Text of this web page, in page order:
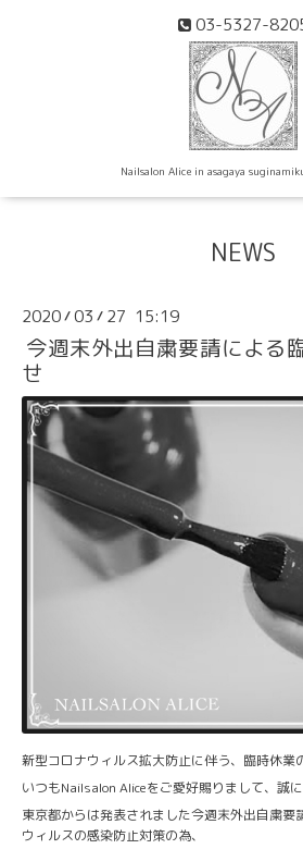
03-5327-
Nailsalon Alice in asagaya
NEWS
2020/03 / 27 15:19
今週末外出自粛要請による
せ
新型コロナウィルス拡大防止に伴う、臨時休業
いつもNailsalon Aliceをご愛好賜りまして、誠
東京都からは発表されました今週末外出自粛要
ウィルスの感染防止対策の為、